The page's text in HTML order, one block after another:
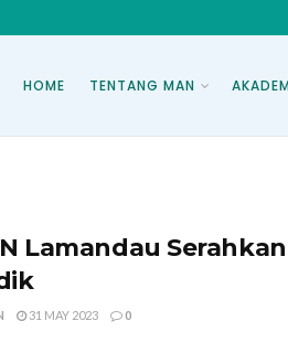
HOME TENTANG MAN
Lamandau
31 MAY 2023 0